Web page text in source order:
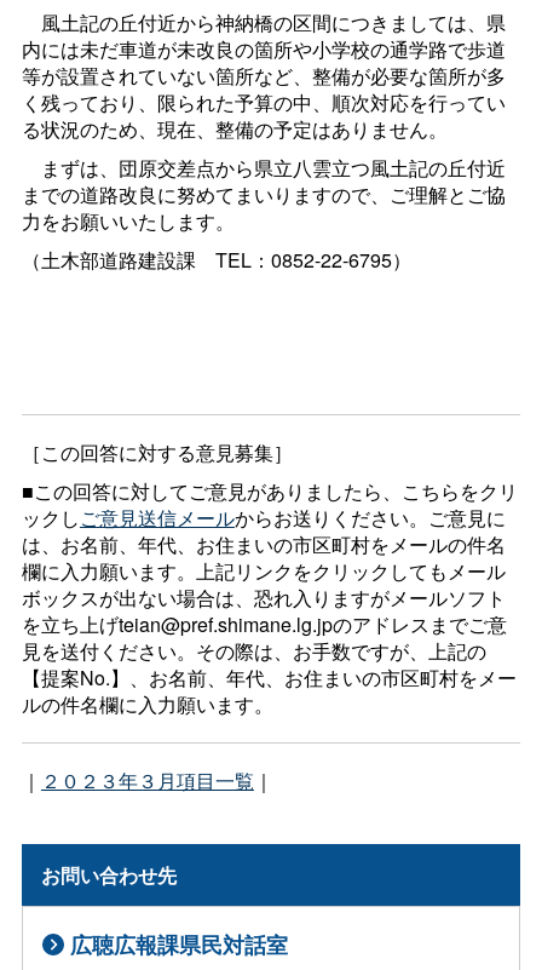
風土記の丘付近から神納橋の区間につきましては、県
内には未だ車道が未改良の箇所や小学校の通学路で歩道
等が設置されていない箇所など、整備が必要な箇所が多
く残っており、限られた予算の中、順次対応を行ってい
る状況のため、現在、整備の予定はありません。
まずは、団原交差点から県立八雲立つ風土記の丘付近
までの道路改良に努めてまいりますので、ご理解とご協
力をお願いいたします。
（土木部道路建設課 TEL：0852-22-6795）
［この回答に対する意見募集］
■この回答に対してご意見がありましたら、こちらをクリ
ックしご意見送信メールからお送りください。ご意見に
は、お名前、年代、お住まいの市区町村をメールの件名
欄に入力願います。上記リンクをクリックしてもメール
ボックスが出ない場合は、恐れ入りますがメールソフト
を立ち上げteian@pref.shimane.lg.jpのアドレスまでご意
見を送付ください。その際は、お手数ですが、上記の
【提案No.】、お名前、年代、お住まいの市区町村をメー
ルの件名欄に入力願います。
｜ ２０２３年３月項目一覧 ｜
お問い合わせ先
広聴広報課県民対話室